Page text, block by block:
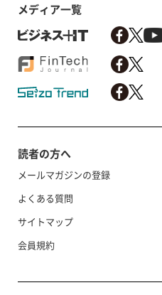
メディア一覧
読者の方へ
メールマガジンの登録
よくある質問
サイトマップ
会員規約